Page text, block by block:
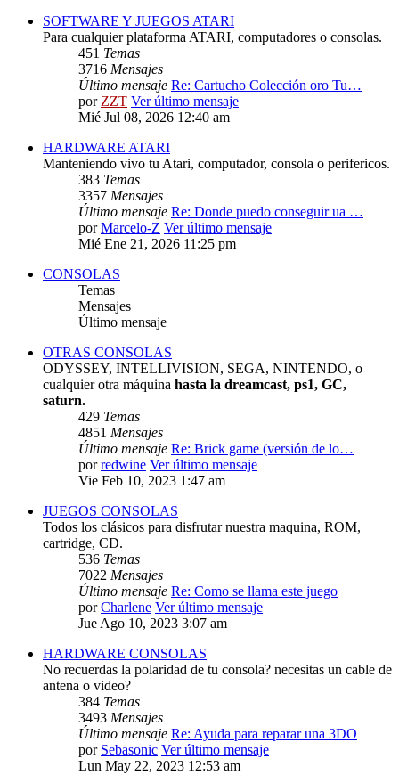
SOFTWARE Y JUEGOS ATARI
Para cualquier plataforma ATARI, computadores o consolas.
451 Temas
3716 Mensajes
Último mensaje Re: Cartucho Colección oro Tu…
porZZT Ver último mensaje
Mié Jul 08, 2026 12:40 am
HARDWARE ATARI
Manteniendo vivo tu Atari, computador, consola o perifericos.
383 Temas
3357 Mensajes
Último mensaje Re: Donde puedo conseguir ua …
porMarcelo-Z Ver último mensaje
Mié Ene 21, 2026 11:25 pm
CONSOLAS
Temas
Mensajes
Último mensaje
OTRAS CONSOLAS
ODYSSEY, INTELLIVISION, SEGA, NINTENDO, o
cualquier otra máquina hasta la dreamcast, ps1, GC,
saturn.
429 Temas
4851 Mensajes
Último mensaje Re: Brick game (versión de lo…
porredwine Ver último mensaje
Vie Feb 10, 2023 1:47 am
JUEGOS CONSOLAS
Todos los clásicos para disfrutar nuestra maquina, ROM,
cartridge, CD.
536 Temas
7022 Mensajes
Último mensaje Re: Como se llama este juego
porCharlene Ver último mensaje
Jue Ago 10, 2023 3:07 am
HARDWARE CONSOLAS
No recuerdas la polaridad de tu consola? necesitas un cable de
antena o video?
384 Temas
3493 Mensajes
Último mensaje Re: Ayuda para reparar una 3DO
por Sebasonic Ver último mensaje
Lun May 22, 2023 12:53 am